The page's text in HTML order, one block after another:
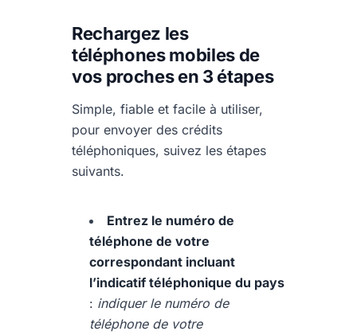
Rechargez les
téléphones mobiles de
vos proches en 3 étapes
Simple, fiable et facile à utiliser,
pour envoyer des crédits
téléphoniques, suivez les étapes
suivants.
Entrez le numéro de
téléphone de votre
correspondant incluant
l’indicatif téléphonique du pays
: indiquer le numéro de
téléphone de votre